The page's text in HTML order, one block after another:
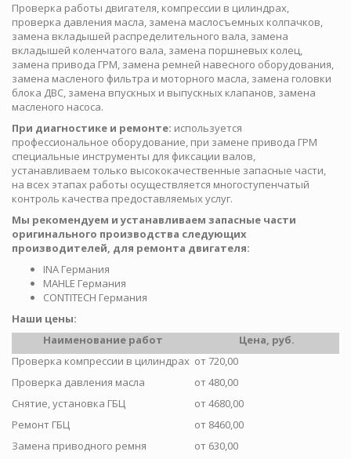
Проверка работы двигателя, компрессии в цилиндрах,
проверка давления масла, замена маслосъемных колпачков,
замена вкладышей распределительного вала, замена
вкладышей коленчатого вала, замена поршневых колец,
замена привода ГРМ, замена ремней навесного оборудования,
замена масленого фильтра и моторного масла, замена головки
блока ДВС, замена впускных и выпускных клапанов, замена
масленого насоса.
При диагностике и ремонте: используется
профессиональное оборудование, при замене привода ГРМ
специальные инструменты для фиксации валов,
устанавливаем только высококачественные запасные части,
на всех этапах работы осуществляется многоступенчатый
контроль качества предоставляемых услуг.
Мы рекомендуем и устанавливаем запасные части
оригинального производства следующих
производителей, для ремонта двигателя:
INA Германия
MAHLE Германия
CONTITECH Германия
Наши цены:
Наименование работ
Цена, руб.
Проверка компрессии в цилиндрах от 720,00
Проверка давления масла
от 480,00
Снятие, установка ГБЦ
от 4680,00
Ремонт ГБЦ
от 8460,00
Замена приводного ремня
от 630,00